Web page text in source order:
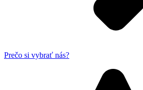
Prečo si vybrať nás?